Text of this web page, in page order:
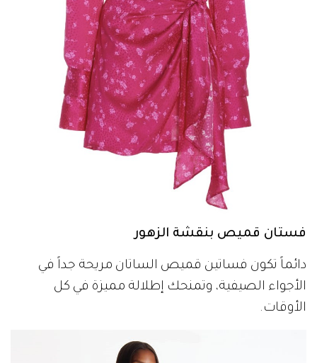
فستان قميص بنقشة الزهور
دائماً تكون فساتين قميص الساتان مريحة جداً في
الأجواء الصيفية، وتمنحك إطلالة مميزة في كل
الأوقات.